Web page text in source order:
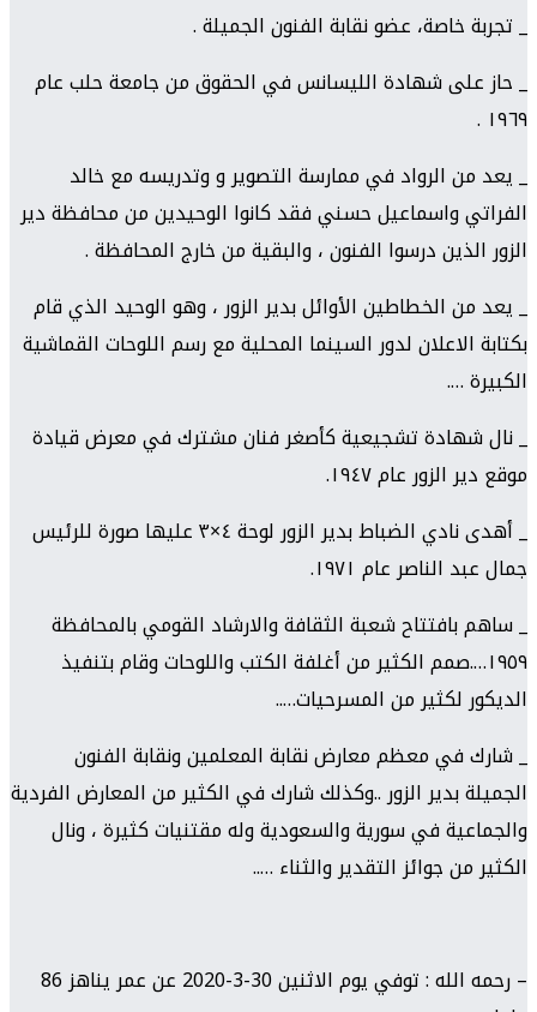
_ تجربة خاصة، عضو نقابة الفنون الجميلة .
_ حاز على شهادة الليسانس في الحقوق من جامعة حلب عام
١٩٦٩ .
_ يعد من الرواد في ممارسة التصوير و وتدريسه مع خالد
الفراتي واسماعيل حسني فقد كانوا الوحيدين من محافظة دير
الزور الذين درسوا الفنون ، والبقية من خارج المحافظة .
_ يعد من الخطاطين الأوائل بدير الزور ، وهو الوحيد الذي قام
بكتابة الاعلان لدور السينما المحلية مع رسم اللوحات القماشية
الكبيرة ….
_ نال شهادة تشجيعية كأصغر فنان مشترك في معرض قيادة
موقع دير الزور عام ١٩٤٧.
_ أهدى نادي الضباط بدير الزور لوحة ٤×٣ عليها صورة للرئيس
جمال عبد الناصر عام ١٩٧١.
_ ساهم بافتتاح شعبة الثقافة والارشاد القومي بالمحافظة
١٩٥٩….صمم الكثير من أغلفة الكتب واللوحات وقام بتنفيذ
الديكور لكثير من المسرحيات…..
_ شارك في معظم معارض نقابة المعلمين ونقابة الفنون
الجميلة بدير الزور ..وكذلك شارك في الكثير من المعارض الفردية
والجماعية في سورية والسعودية وله مقتنيات كثيرة ، ونال
الكثير من جوائز التقدير والثناء …..
– رحمه الله : توفي يوم الاثنين 30-3-2020 عن عمر يناهز 86